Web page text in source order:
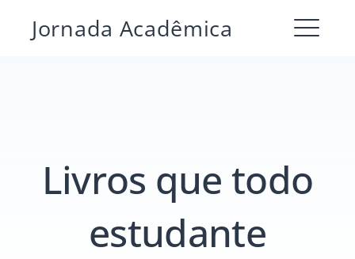
Jornada Acadêmica
Livros que todo
estudante